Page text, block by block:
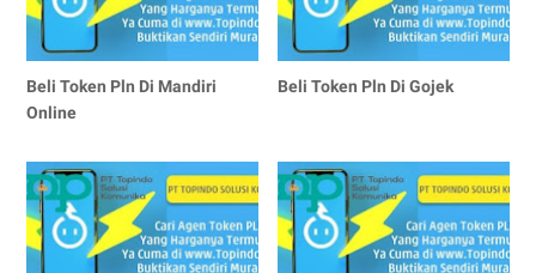
Beli Token Pln Di Mandiri
Online
Beli Token Pln Di Gojek